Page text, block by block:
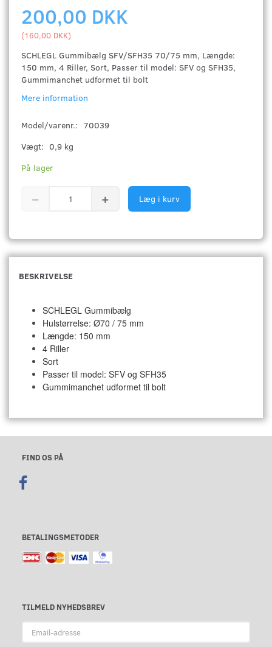
200,00 DKK
(160,00 DKK)
SCHLEGL Gummibælg SFV/SFH35 70/75 mm, Længde:
150 mm, 4 Riller, Sort, Passer til model: SFV og SFH35,
Gummimanchet udformet til bolt
Mere information
Model/varenr.: 70039
Vægt: 0,9 kg
På lager
Læg i kurv
BESKRIVELSE
SCHLEGL Gummibælg
Hulstørrelse: Ø70 / 75 mm
Længde: 150 mm
4 Riller
Sort
Passer til model: SFV og SFH35
Gummimanchet udformet til bolt
FIND OS PÅ
BETALINGSMETODER
TILMELD NYHEDSBREV
adresse